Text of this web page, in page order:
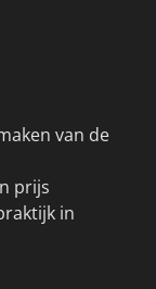
van de
prijs
in